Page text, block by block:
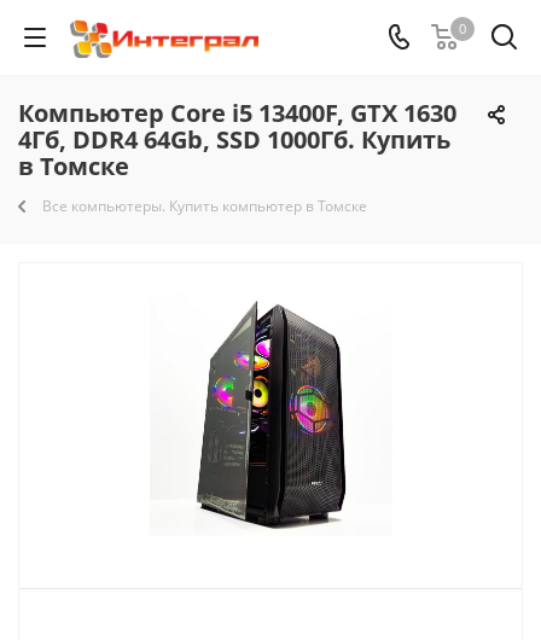
0
Компьютер Core i5 13400F, GTX 1630
4Гб, DDR4 64Gb, SSD 1000Гб. Купить
в Томске
Все компьютеры. Купить компьютер в Томске